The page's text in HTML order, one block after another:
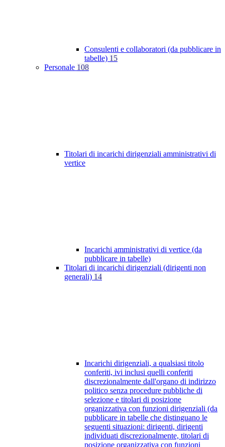
Consulenti e collaboratori (da pubblicare in
tabelle) 15
Personale 108
Titolari di incarichi dirigenziali amministrativi di
vertice
Incarichi amministrativi di vertice (da
pubblicare in tabelle)
Titolari di incarichi dirigenziali (dirigenti non
generali) 14
Incarichi dirigenziali, a qualsiasi titolo
conferiti, ivi inclusi quelli conferiti
discrezionalmente dall'organo di indirizzo
politico senza procedure pubbliche di
selezione e titolari di posizione
organizzativa con funzioni dirigenziali (da
pubblicare in tabelle che distinguano le
seguenti situazioni: dirigenti, dirigenti
individuati discrezionalmente, titolari di
posizione organizzativa con funzioni